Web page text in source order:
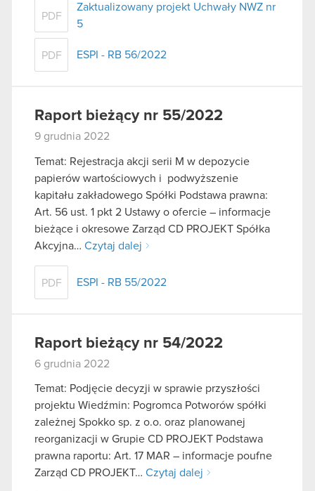
PDF
Zaktualizowany projekt Uchwały NWZ nr
5
PDF ESPI - RB 56/2022
Raport bieżący nr 55/2022
9 grudnia 2022
Temat: Rejestracja akcji serii M w depozycie
papierów wartościowych i podwyższenie
kapitału zakładowego Spółki Podstawa prawna:
Art. 56 ust. 1 pkt 2 Ustawy o ofercie – informacje
bieżące i okresowe Zarząd CD PROJEKT Spółka
Akcyjna… Czytaj dalej
PDF ESPI - RB 55/2022
Raport bieżący nr 54/2022
6 grudnia 2022
Temat: Podjęcie decyzji w sprawie przyszłości
projektu Wiedźmin: Pogromca Potworów spółki
zależnej Spokko sp. z o.o. oraz planowanej
reorganizacji w Grupie CD PROJEKT Podstawa
prawna raportu: Art. 17 MAR – informacje poufne
Zarząd CD PROJEKT… Czytaj dalej